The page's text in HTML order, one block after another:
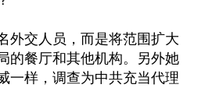
外交人员，而是将范围扩大
的餐厅和其他机构。另外她
一样，调查为中共充当代理